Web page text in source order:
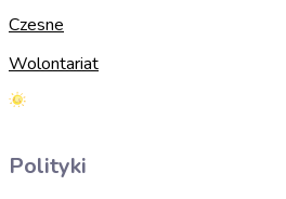
Czesne
Wolontariat
Polityki